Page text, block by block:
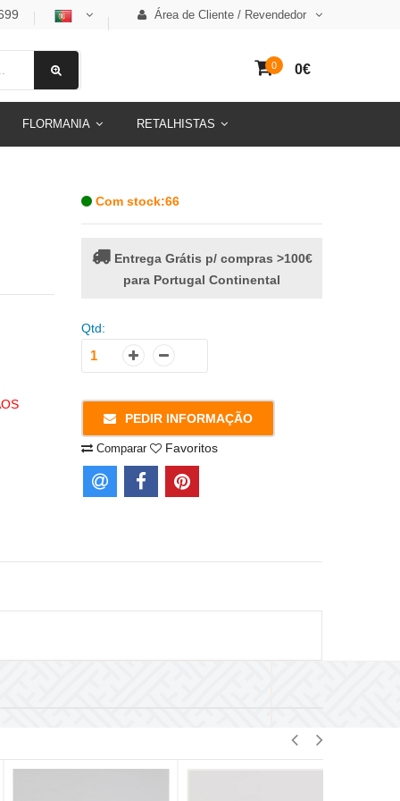
Área de Cliente / Revendedor
FLORMANIA RETALHISTAS
0 0€
Com stock:66
Entrega Grátis p/ compras >100€
para Portugal Continental
Qtd:
PEDIR INFORMAÇÃO
Comparar Favoritos